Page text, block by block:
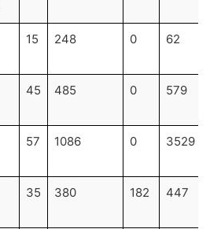
15 248 0 62
45 485 0 579
57 1086 0 3529
35 380 182 447